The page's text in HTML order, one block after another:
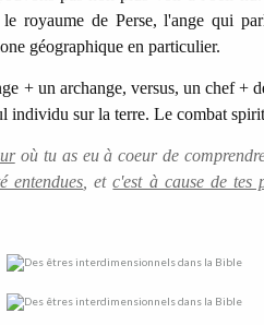
royaume de Perse, l'ange qui
géographique en particulier.
+ un archange, versus, un chef +
individu sur la terre. Le combat
où tu as eu à coeur de
entendues , etc'est à cause de tes